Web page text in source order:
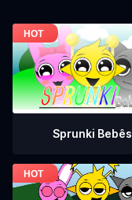
Sprunki Bebês